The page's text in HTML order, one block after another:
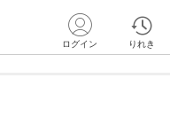
ログイン りれき